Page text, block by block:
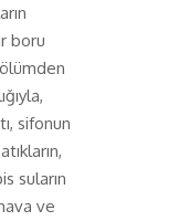
boru
sifonun
suların
ve